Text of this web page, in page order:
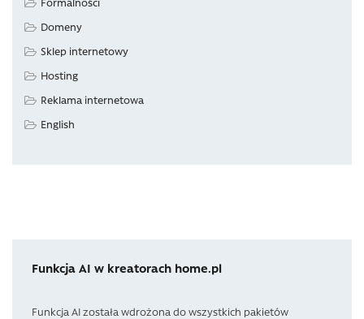
Domeny
Sklep internetowy
Hosting
Reklama internetowa
English
Funkcja AI w kreatorach home.pl
Funkcja AI została wdrożona do wszystkich pakietów